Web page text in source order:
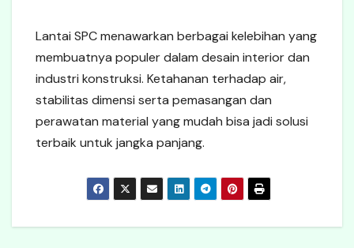
Lantai SPC menawarkan berbagai kelebihan yang
membuatnya populer dalam desain interior dan
industri konstruksi. Ketahanan terhadap air,
stabilitas dimensi serta pemasangan dan
perawatan material yang mudah bisa jadi solusi
terbaik untuk jangka panjang.